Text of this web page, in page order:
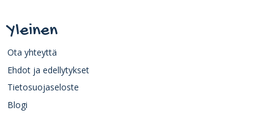
Yleinen
Ota yhteyttä
Ehdot ja edellytykset
Tietosuojaseloste
Blogi